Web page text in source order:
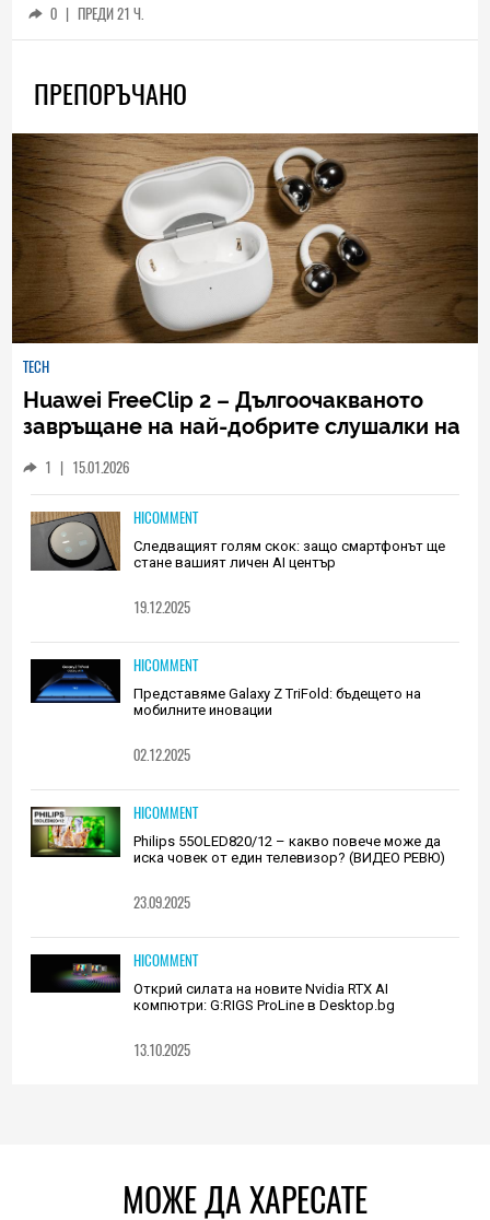
0 | ПРЕДИ 21 Ч.
ПРЕПОРЪЧАНО
TECH
Huawei FreeClip 2 – Дългоочакваното
завръщане на най-добрите слушалки на
1 | 15.01.2026
HICOMMENT
Следващият голям скок: защо смартфонът ще
стане вашият личен AI център
19.12.2025
HICOMMENT
Представяме Galaxy Z TriFold: бъдещето на
мобилните иновации
02.12.2025
HICOMMENT
Philips 55OLED820/12 – какво повече може да
иска човек от един телевизор? (ВИДЕО РЕВЮ)
23.09.2025
HICOMMENT
Открий силата на новите Nvidia RTX AI
компютри: G:RIGS ProLine в Desktop.bg
13.10.2025
МОЖЕ ДА ХАРЕСАТЕ